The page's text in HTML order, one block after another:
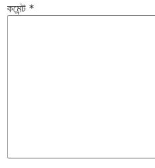
কমেন্ট *